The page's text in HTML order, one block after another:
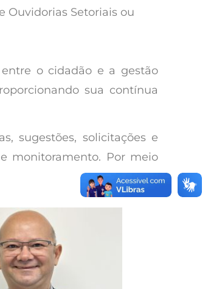
Ouvidorias Setoriais ou
o cidadão e a gestão
sua contínua
sugestões, solicitações e
monitoramento. Por meio